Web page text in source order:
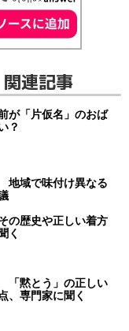
連記事
が「片仮名」のおば
？
域で味付け異なる
の歴史や正しい着方
く
「黙とう」の正しい
専門家に聞く